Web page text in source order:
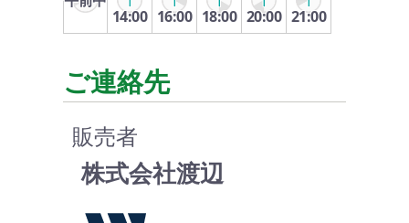
14:00 16:00 18:00 20:00 21:00
ご連絡先
販売者
株式会社渡辺